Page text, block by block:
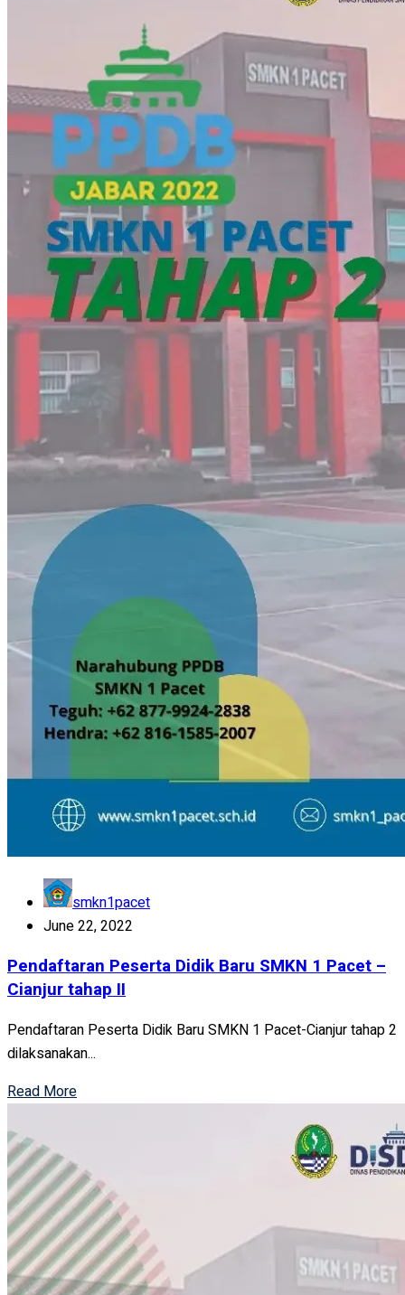
smkn1pacet
June 22, 2022
Pendaftaran Peserta Didik Baru SMKN 1 Pacet –
Cianjur tahap II
Pendaftaran Peserta Didik Baru SMKN 1 Pacet-Cianjur tahap 2
dilaksanakan...
Read More